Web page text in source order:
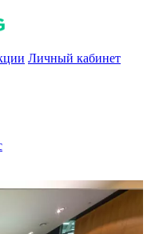
Личный кабинет